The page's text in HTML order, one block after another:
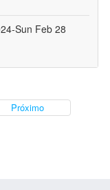
Sun Feb 28
Próximo